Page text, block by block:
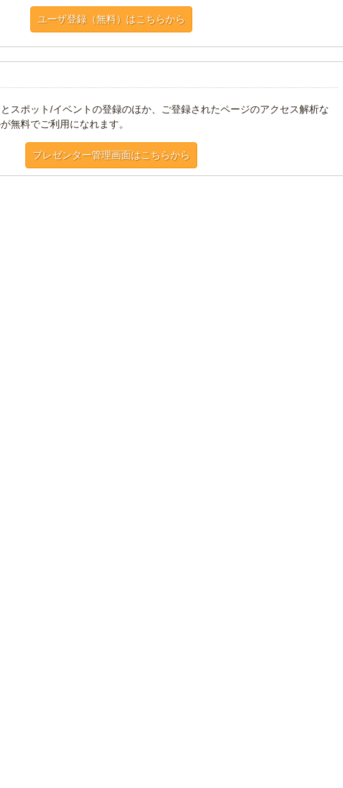
ユーザ登録（無料）はこちらから
スポット/イベントの登録のほか、ご登録されたページのアクセス解析な
無料でご利用になれます。
プレゼンター管理画面はこちらから